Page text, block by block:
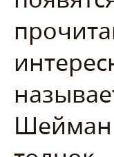
Шейман